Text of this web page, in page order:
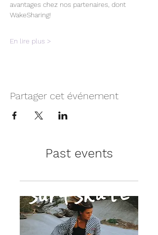
avantages chez nos partenaires, dont
WakeSharing!
En lire plus >
Partager cet événement
Past events